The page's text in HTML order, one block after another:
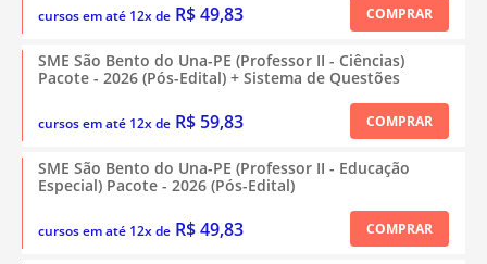
cursos em até 12x de R$ 49,83 COMPRAR
SME São Bento do Una-PE (Professor II - Ciências)
Pacote - 2026 (Pós-Edital) + Sistema de Questões
cursos em até 12x de R$ 59,83 COMPRAR
SME São Bento do Una-PE (Professor II - Educação
Especial) Pacote - 2026 (Pós-Edital)
cursos em até 12x de R$ 49,83 COMPRAR